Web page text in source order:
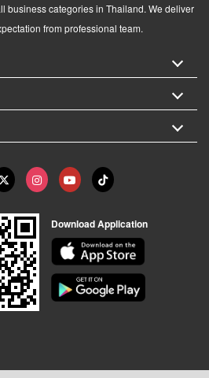
business categories in Thailand. We deliver
from professional team.
Download Application